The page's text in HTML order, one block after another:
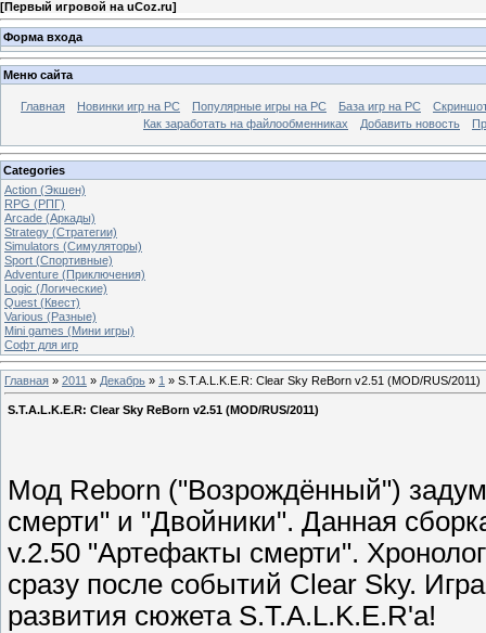
[Первый игровой на uCoz.ru]
Форма входа
Меню сайта
Главная Новинки игр на PC Популярные игры на PC База игр на РС
Как заработать на файлообменниках
Добавить новость
Categories
Action (Экшен)
RPG (РПГ)
Arcade (Аркады)
Strategy (Стратегии)
Simulators (Симуляторы)
Sport (Спортивные)
Adventure (Приключения)
Logic (Логические)
Quest (Квест)
Various (Разные)
Mini games (Мини игры)
Софт для игр
Главная » 2011 » Декабрь » 1 » S.T.A.L.K.E.R: Clear Sky ReBorn v2.51 (MOD/RUS/2011)
S.T.A.L.K.E.R: Clear Sky ReBorn v2.51 (MOD/RUS/2011)
Мод Reborn ("Возрождённый")
смерти" и "Двойники". Данная
v.2.50 "Артефакты смерти".
сразу после событий Clear Sky.
развития сюжета S.T.A.L.K.E.R'a!